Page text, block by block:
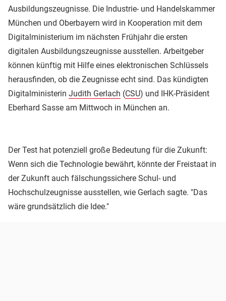
Ausbildungszeugnisse. Die Industrie- und Handelskammer
München und Oberbayern wird in Kooperation mit dem
Digitalministerium im nächsten Frühjahr die ersten
digitalen Ausbildungszeugnisse ausstellen. Arbeitgeber
können künftig mit Hilfe eines elektronischen Schlüssels
herausfinden, ob die Zeugnisse echt sind. Das kündigten
Digitalministerin Judith Gerlach (CSU) und IHK-Präsident
Eberhard Sasse am Mittwoch in München an.
Der Test hat potenziell große Bedeutung für die Zukunft:
Wenn sich die Technologie bewährt, könnte der Freistaat in
der Zukunft auch fälschungssichere Schul- und
Hochschulzeugnisse ausstellen, wie Gerlach sagte. "Das
wäre grundsätzlich die Idee."